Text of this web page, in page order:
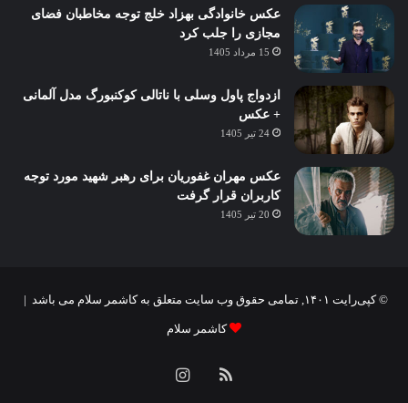
عکس خانوادگی بهزاد خلج توجه مخاطبان فضای
مجازی را جلب کرد
15 مرداد 1405
ازدواج پاول وسلی با ناتالی کوکنبورگ مدل آلمانی
+ عکس
24 تیر 1405
عکس مهران غفوریان برای رهبر شهید مورد توجه
کاربران قرار گرفت
20 تیر 1405
© کپی‌رایت ۱۴۰۱, تمامی حقوق وب سایت متعلق به کاشمر سلام می باشد |
کاشمر سلام
خوراکاینستاگرام